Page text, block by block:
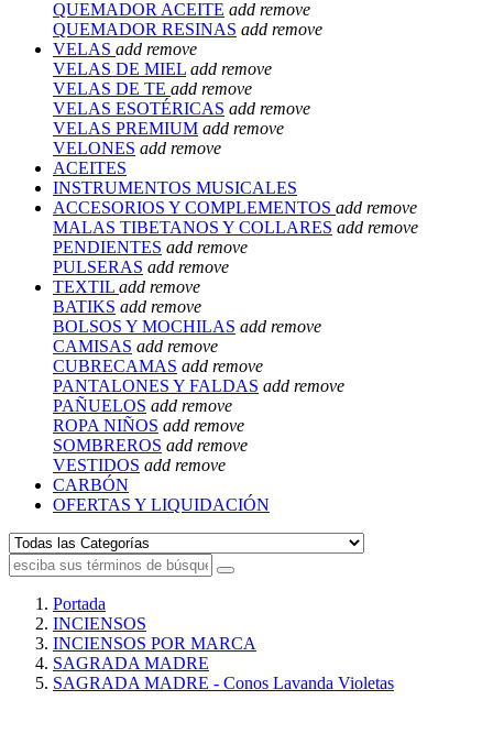
QUEMADOR ACEITE add remove
QUEMADOR RESINAS add remove
VELAS add remove
VELAS DE MIEL add remove
VELAS DE TE add remove
VELAS ESOTÉRICAS add remove
VELAS PREMIUM add remove
VELONES add remove
ACEITES
INSTRUMENTOS MUSICALES
ACCESORIOS Y COMPLEMENTOS add remove
MALAS TIBETANOS Y COLLARES add remove
PENDIENTES add remove
PULSERAS add remove
TEXTIL add remove
BATIKS add remove
BOLSOS Y MOCHILAS add remove
CAMISAS add remove
CUBRECAMAS add remove
PANTALONES Y FALDAS add remove
PAÑUELOS add remove
ROPA NIÑOS add remove
SOMBREROS add remove
VESTIDOS add remove
CARBÓN
OFERTAS Y LIQUIDACIÓN
Portada
INCIENSOS
INCIENSOS POR MARCA
SAGRADA MADRE
SAGRADA MADRE - Conos Lavanda Violetas